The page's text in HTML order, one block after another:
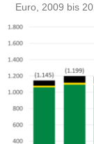
Euro, 2009 bis